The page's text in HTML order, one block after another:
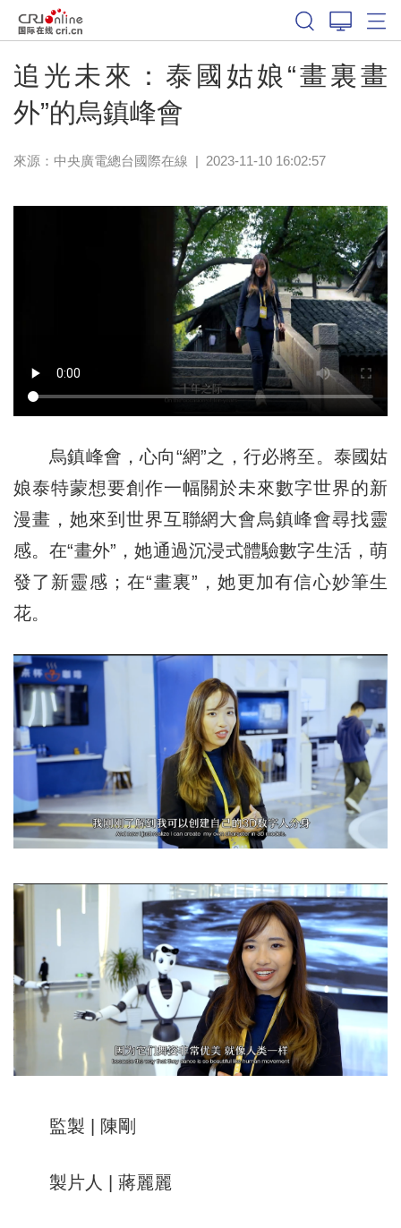
追光未來：泰國姑娘“畫裏畫
外”的烏鎮峰會
來源：中央廣電總台國際在線 | 2023-11-10 16:02:57
烏鎮峰會，心向“網”之，行必將至。泰國姑
娘泰特蒙想要創作一幅關於未來數字世界的新
漫畫，她來到世界互聯網大會烏鎮峰會尋找靈
感。在“畫外”，她通過沉浸式體驗數字生活，萌
發了新靈感；在“畫裏”，她更加有信心妙筆生
花。
監製 | 陳剛
製片人 | 蔣麗麗